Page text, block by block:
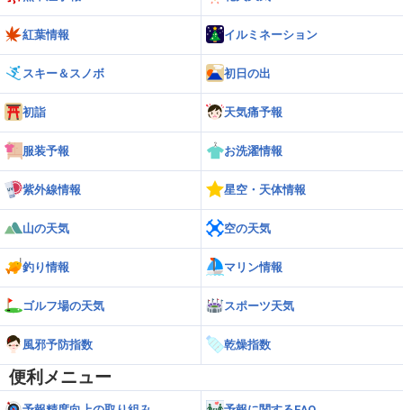
紅葉情報 イルミネーション
スキー＆スノボ 初日の出
初詣 天気痛予報
服装予報 お洗濯情報
紫外線情報 星空・天体情報
山の天気 空の天気
釣り情報 マリン情報
ゴルフ場の天気 スポーツ天気
風邪予防指数 乾燥指数
便利メニュー